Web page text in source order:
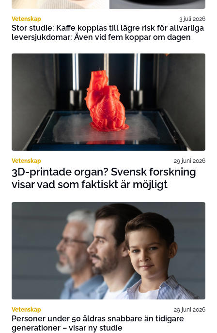
Vetenskap 3 juli 2026
Stor studie: Kaffe kopplas till lägre risk för allvarliga
leversjukdomar: Även vid fem koppar om dagen
Vetenskap 29 juni 2026
3D-printade organ? Svensk forskning
visar vad som faktiskt är möjligt
Vetenskap 29 juni 2026
Personer under 50 åldras snabbare än tidigare
generationer – visar ny studie